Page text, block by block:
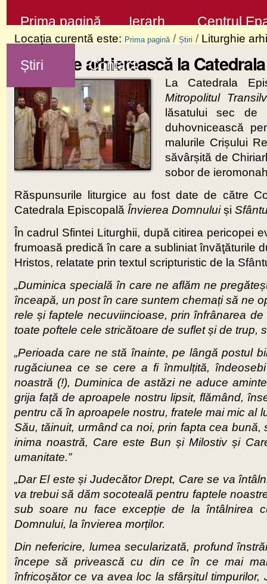
la
conţinut
Sari
la
navigare
Prima pagină Ierarh Centrul
Știri Contact
Locaţia curentă este: Prima pagină / Știri / Liturghie
Liturghie arhierească la
La Catedrala
Mitropolitul
lăsatului sec
duhovnicească
malurile Crișului
săvârșită de
sobor de
Răspunsurile liturgice au fost date de către
Catedrala Episcopală Învierea Domnuluiși
În cadrul Sfintei Liturghii, după citirea pericopei
frumoasă predică în care a subliniat învăţăturile
Hristos, relatate prin textul scripturistic de la
„Duminica specială în care ne aflăm ne
înceapă, un post în care suntem chemați să ne
rele și faptele necuviincioase, prin înfrânarea
toate poftele cele stricătoare de suflet și de trup,
„Perioada care ne stă înainte, pe lângă postul
rugăciunea ce se cere a fi înmulțită,
noastră (!), Duminica de astăzi ne aduce
grija față de aproapele nostru lipsit, flămând,
pentru că în aproapele nostru, fratele mai mic al
Său, tăinuit, urmând ca noi, prin fapta cea
inima noastră, Care este Bun și Milostiv și
umanitate.”
„Dar El este și Judecător Drept, Care se va
va trebui să dăm socoteală pentru faptele
sub soare nu face excepție de la întâlnirea
Domnului, la învierea morților.
Din nefericire, lumea secularizată, profund
începe să privească cu din ce în ce mai
înfricoșător ce va avea loc la sfârșitul